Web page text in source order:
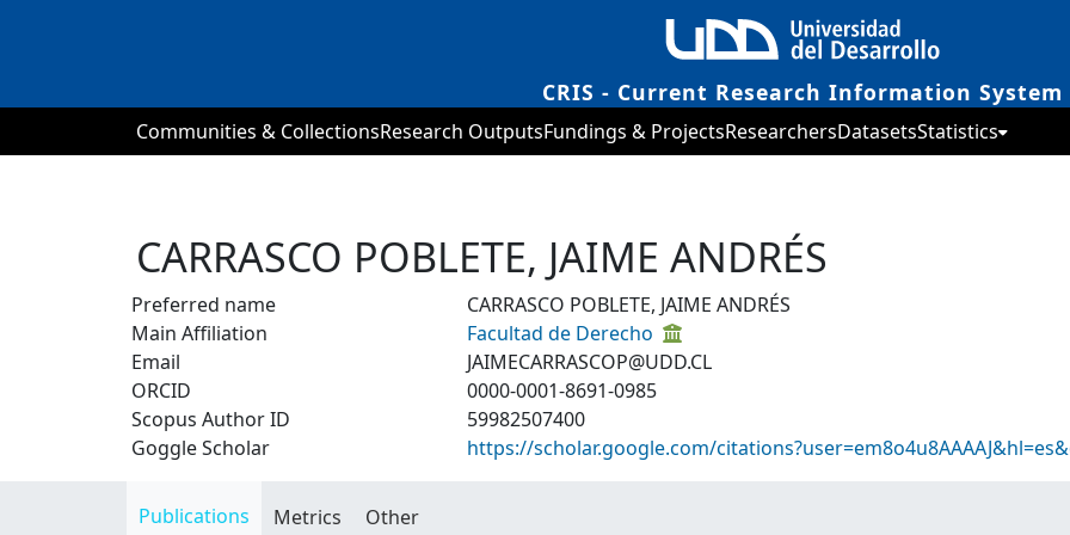
CRIS - Current Research Information System
Communities & CollectionsResearch OutputsFundings & ProjectsResearchersDatasetsStatistics
CARRASCO POBLETE, JAIME ANDRÉS
Preferred name
CARRASCO POBLETE, JAIME ANDRÉS
Main Affiliation
Facultad de Derecho
Email
JAIMECARRASCOP@UDD.CL
ORCID
0000-0001-8691-0985
Scopus Author ID
59982507400
Goggle Scholar
https://scholar.google.com/
Publications Metrics Other